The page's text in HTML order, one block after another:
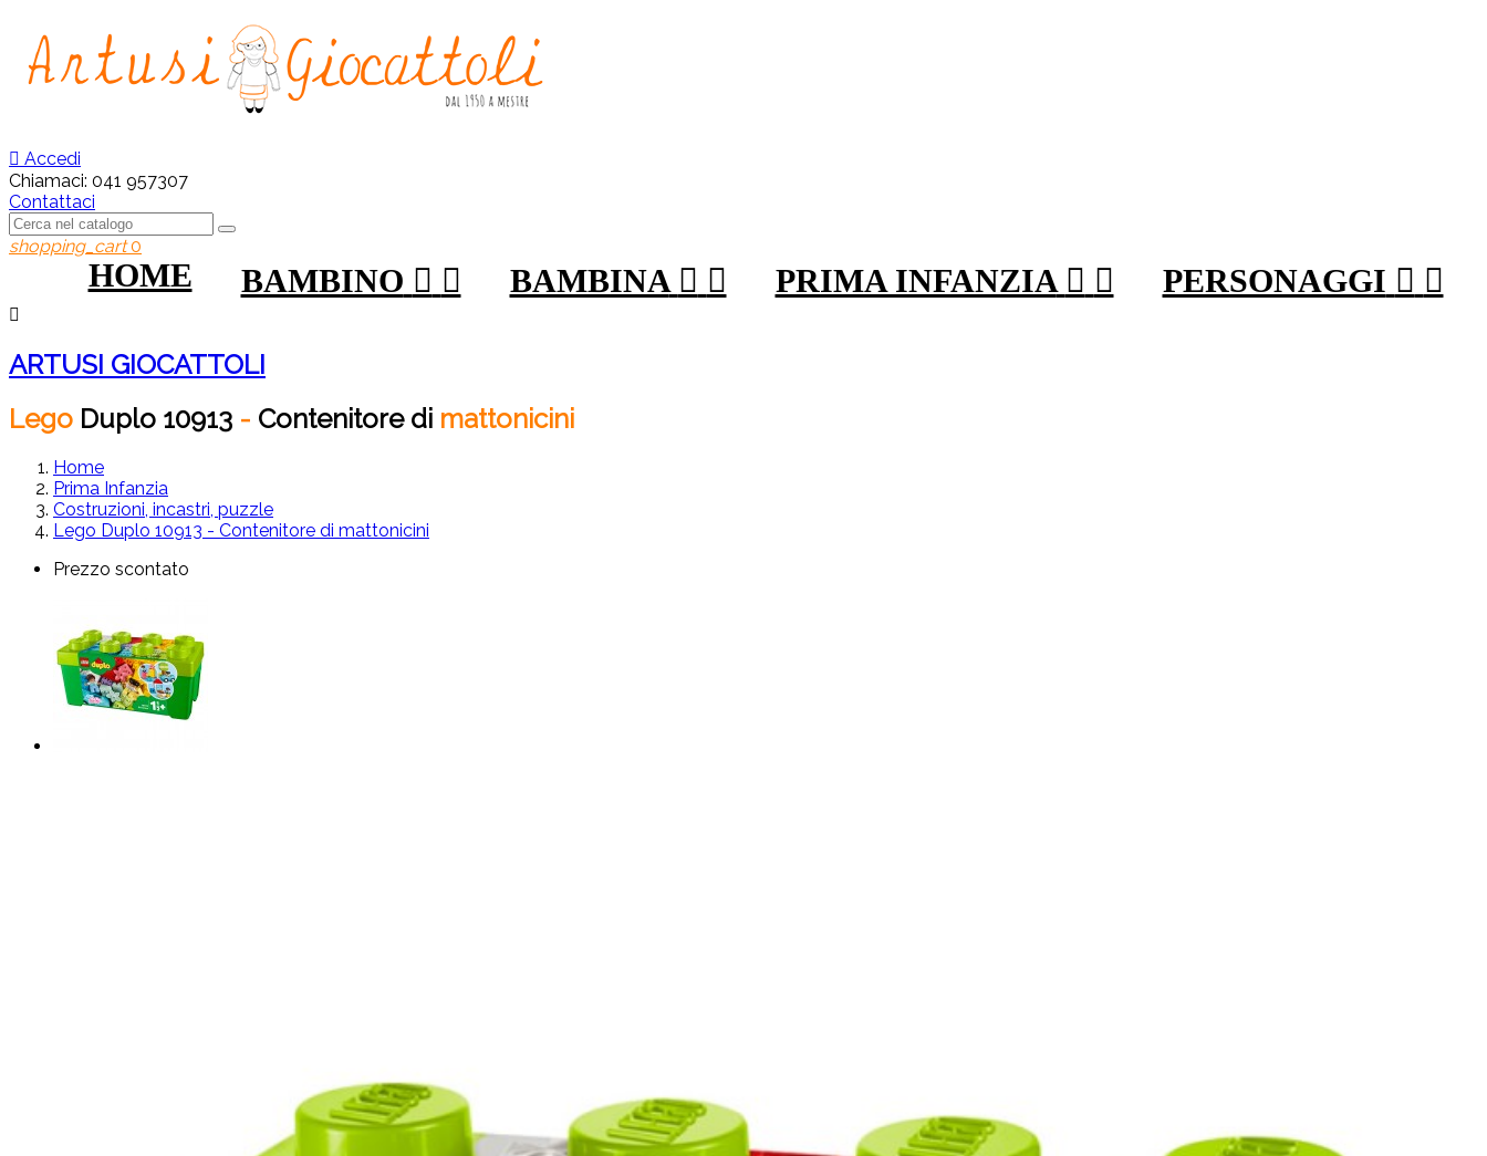
 Accedi
Chiamaci: 041 957307
Contattaci
shopping_cart 0
HOME BAMBINO   BAMBINA   PRIMA INFANZIA   PERSONAGGI  

ARTUSI GIOCATTOLI
Lego Duplo 10913 - Contenitore di mattonicini
Home
Prima Infanzia
Costruzioni, incastri, puzzle
Lego Duplo 10913 - Contenitore di mattonicini
Prezzo scontato